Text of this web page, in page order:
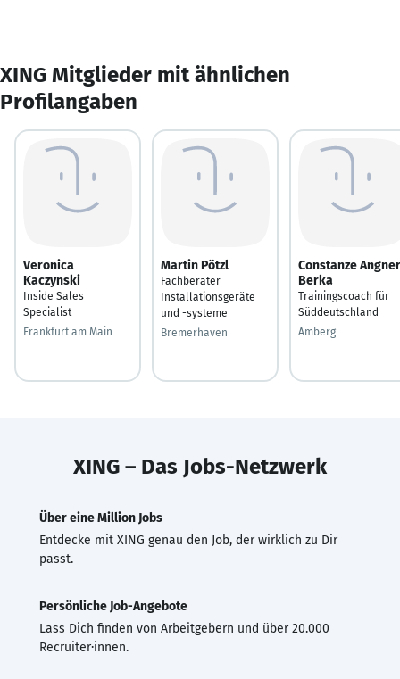
XING Mitglieder mit ähnlichen
Profilangaben
Veronica
Kaczynski
Inside Sales
Specialist
Frankfurt am Main
Martin Pötzl
Fachberater
Installationsgeräte
und -systeme
Bremerhaven
Constanze
Berka
Trainingscoach für
Süddeutschland
Amberg
XING – Das Jobs-Netzwerk
Über eine Million Jobs
Entdecke mit XING genau den Job, der wirklich zu Dir
passt.
Persönliche Job-Angebote
Lass Dich finden von Arbeitgebern und über 20.000
Recruiter·innen.